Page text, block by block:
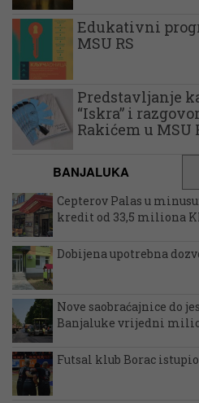
Edukativni
MSU RS
Predstavljanje
“Iskra” i
Rakićem u MSU
BANJALUKA
Cepterov Palas u
kredit od 33,5 miliona
Dobijena upotrebna
Nove saobraćajnice do
Banjaluke vrijedni
Futsal klub Borac